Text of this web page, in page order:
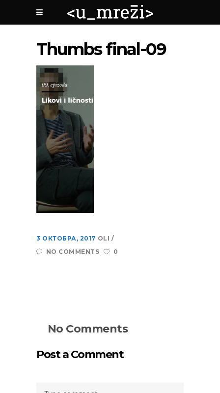
Thumbs final-09
3 ОКТОБРА, 2017 OLI
NO COMMENTS
0
No Comments
Post a Comment